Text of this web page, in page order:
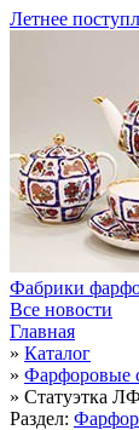
Летнее
Фабрики
Все новости
Главная
» Каталог
» Фарфоровые
» Статуэтка
Раздел: